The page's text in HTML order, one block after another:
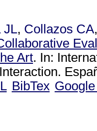
JL, Collazos CA
Art. In:
BibTex